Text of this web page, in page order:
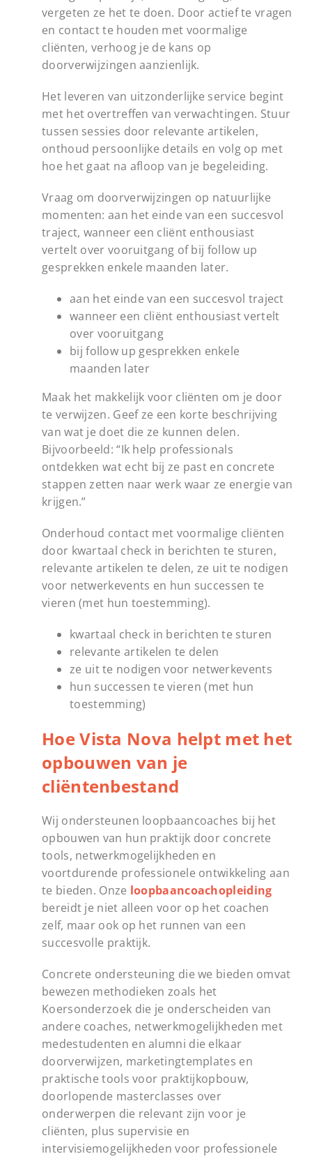
vergeten ze het te doen. Door actief te vragen
en contact te houden met voormalige
cliënten, verhoog je de kans op
doorverwijzingen aanzienlijk.
Het leveren van uitzonderlijke service begint
met het overtreffen van verwachtingen. Stuur
tussen sessies door relevante artikelen,
onthoud persoonlijke details en volg op met
hoe het gaat na afloop van je begeleiding.
Vraag om doorverwijzingen op natuurlijke
momenten: aan het einde van een succesvol
traject, wanneer een cliënt enthousiast
vertelt over vooruitgang of bij follow up
gesprekken enkele maanden later.
aan het einde van een succesvol traject
wanneer een cliënt enthousiast vertelt
over vooruitgang
bij follow up gesprekken enkele
maanden later
Maak het makkelijk voor cliënten om je door
te verwijzen. Geef ze een korte beschrijving
van wat je doet die ze kunnen delen.
Bijvoorbeeld: “Ik help professionals
ontdekken wat echt bij ze past en concrete
stappen zetten naar werk waar ze energie van
krijgen.”
Onderhoud contact met voormalige cliënten
door kwartaal check in berichten te sturen,
relevante artikelen te delen, ze uit te nodigen
voor netwerkevents en hun successen te
vieren (met hun toestemming).
kwartaal check in berichten te sturen
relevante artikelen te delen
ze uit te nodigen voor netwerkevents
hun successen te vieren (met hun
toestemming)
Hoe Vista Nova helpt met het
opbouwen van je
cliëntenbestand
Wij ondersteunen loopbaancoaches bij het
opbouwen van hun praktijk door concrete
tools, netwerkmogelijkheden en
voortdurende professionele ontwikkeling aan
te bieden. Onze loopbaancoachopleiding
bereidt je niet alleen voor op het coachen
zelf, maar ook op het runnen van een
succesvolle praktijk.
Concrete ondersteuning die we bieden omvat
bewezen methodieken zoals het
Koersonderzoek die je onderscheiden van
andere coaches, netwerkmogelijkheden met
medestudenten en alumni die elkaar
doorverwijzen, marketingtemplates en
praktische tools voor praktijkopbouw,
doorlopende masterclasses over
onderwerpen die relevant zijn voor je
cliënten, plus supervisie en
intervisiemogelijkheden voor professionele